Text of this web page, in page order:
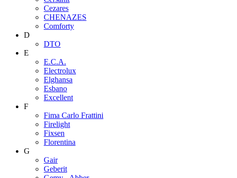
Cezares
CHENAZES
Comforty
D
DTO
E
E.C.A.
Electrolux
Elghansa
Esbano
Excellent
F
Fima Carlo Frattini
Firelight
Fixsen
Florentina
G
Gair
Geberit